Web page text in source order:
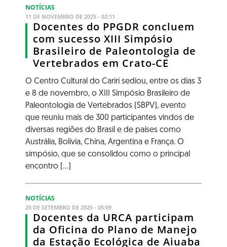
NOTÍCIAS
11 DE NOVEMBRO DE 2025 - 02:11
Docentes do PPGDR concluem
com sucesso XIII Simpósio
Brasileiro de Paleontologia de
Vertebrados em Crato-CE
O Centro Cultural do Cariri sediou, entre os dias 3
e 8 de novembro, o XIII Simpósio Brasileiro de
Paleontologia de Vertebrados (SBPV), evento
que reuniu mais de 300 participantes vindos de
diversas regiões do Brasil e de países como
Austrália, Bolívia, China, Argentina e França. O
simpósio, que se consolidou como o principal
encontro [...]
NOTÍCIAS
25 DE SETEMBRO DE 2025 - 05:09
Docentes da URCA participam
da Oficina do Plano de Manejo
da Estação Ecológica de Aiuaba